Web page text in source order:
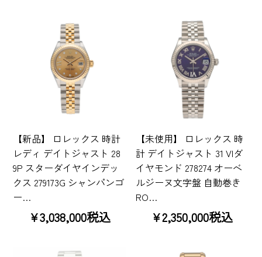
【新品】 ロレックス 時計
レディ デイトジャスト 28
9P スターダイヤインデッ
クス 279173G シャンパンゴ
ー…
¥3,038,000税込
【未使用】 ロレックス 時
計 デイトジャスト 31 VIダ
イヤモンド 278274 オーベ
ルジーヌ文字盤 自動巻き
RO…
¥2,350,000税込